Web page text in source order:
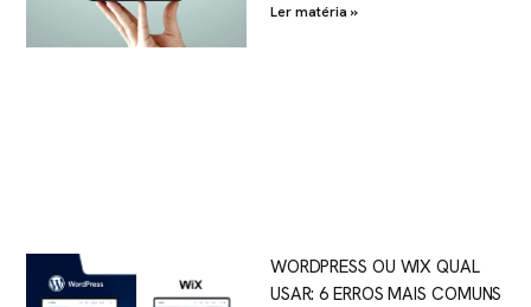
Ler matéria »
WORDPRESS OU WIX QUAL
USAR: 6 ERROS MAIS COMUNS